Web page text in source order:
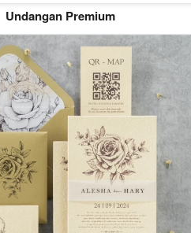
Undangan Premium